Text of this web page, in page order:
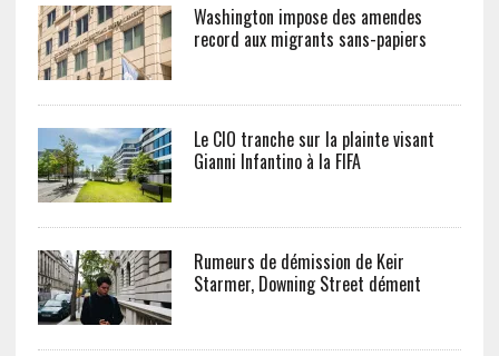
Washington impose des amendes
record aux migrants sans-papiers
Le CIO tranche sur la plainte visant
Gianni Infantino à la FIFA
Rumeurs de démission de Keir
Starmer, Downing Street dément